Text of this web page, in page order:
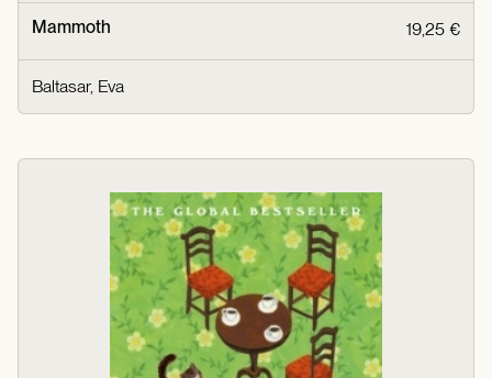
Mammoth 19,25 €
Baltasar, Eva